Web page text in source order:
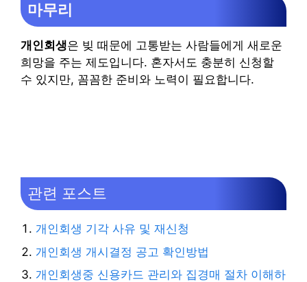
마무리
개인회생은 빚 때문에 고통받는 사람들에게 새로운
희망을 주는 제도입니다. 혼자서도 충분히 신청할
수 있지만, 꼼꼼한 준비와 노력이 필요합니다.
관련 포스트
개인회생 기각 사유 및 재신청
개인회생 개시결정 공고 확인방법
개인회생중 신용카드 관리와 집경매 절차 이해하